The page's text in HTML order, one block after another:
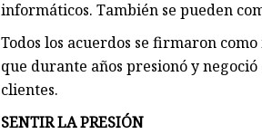
informáticos. También se pueden
Todos los acuerdos se firmaron
que durante años presionó y
clientes.
SENTIR LA PRESIÓN